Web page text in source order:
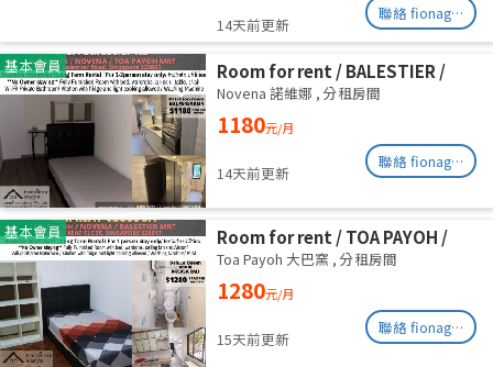
14天前更新
聯絡 fionag@transinex.com.sg
基本會員
Room for rent / BALESTIER /
NOVENA / Common room / 1pax
stay / Available immediate
Novena 諾維娜 , 分租房間
1180元/月
14天前更新
聯絡 fionag@transinex.com.sg
基本會員
Room for rent / TOA PAYOH /
NOVENA / Common room / 1pax
stay / Available immediate
Toa Payoh 大巴窯 , 分租房間
1280元/月
15天前更新
聯絡 fionag@transinex.com.sg